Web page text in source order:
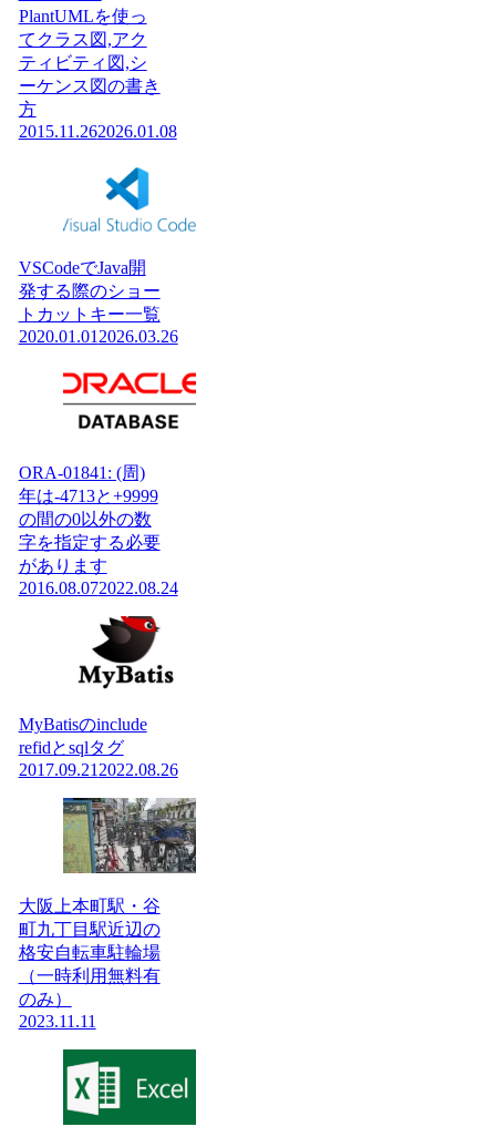
PlantUMLを使っ
てクラス図,アク
ティビティ図,シ
ーケンス図の書き
方
2015.11.262026.01.08
VSCodeでJava開
発する際のショー
トカットキー一覧
2020.01.01 2026.03.26
ORA-01841: (周)
年は-4713と+9999
の間の0以外の数
字を指定する必要
があります
2016.08.072022.08.24
MyBatisのinclude
refidとsqlタグ
2017.09.21 2022.08.26
大阪上本町駅・谷
町九丁目駅近辺の
格安自転車駐輪場
（一時利用無料有
のみ）
2023.11.11